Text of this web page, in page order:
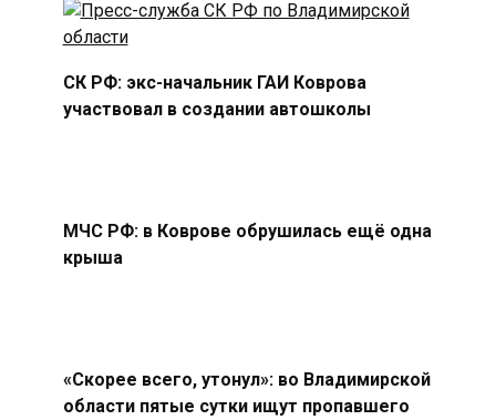
СК РФ: экс-начальник ГАИ Коврова
участвовал в создании автошколы
МЧС РФ: в Коврове обрушилась ещё одна
крыша
«Скорее всего, утонул»: во Владимирской
области пятые сутки ищут пропавшего